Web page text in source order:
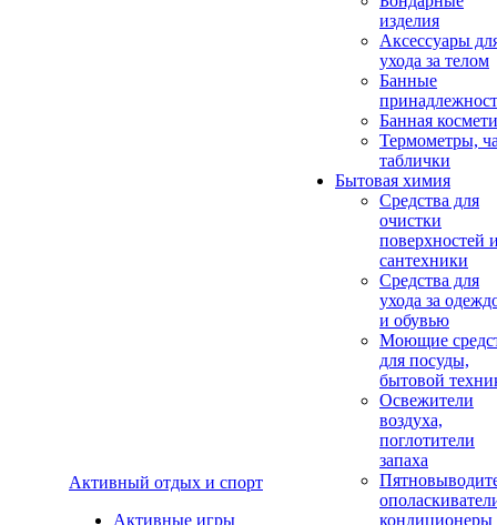
Активный отдых и спорт
Активные игры
изделия
Аксеcсуары
ухода за телом
Банные
Банная
Термометры,
таблички
Бытовая химия
Средства для
очистки
поверхностей
сантехники
Средства для
ухода за
и обувью
Моющие
для посуды,
бытовой
Освежители
воздуха,
поглотители
запаха
кондиционеры